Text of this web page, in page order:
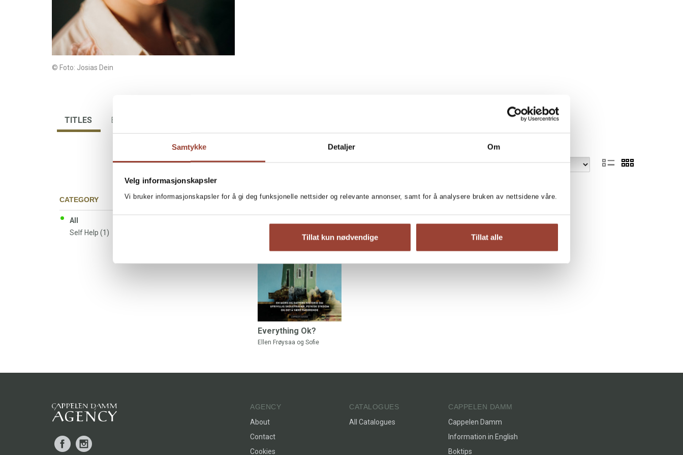
Samtykke Detaljer Om
Velg informasjonskapsler
Vi bruker informasjonskapsler for å gi deg funksjonelle nettsider og relevante annonser, samt for å analysere bruken av nettsidene våre.
Tillat kun nødvendige Tillat alle
© Foto: Josias Dein
TITLES BIBLIOGRAPHY
CATEGORY
All
Self Help (1)
Everything Ok?
Ellen Frøysaa og Sofie
Facebook
AGENCY
About
Contact
Cookies
CATALOGUES
All Catalogues
CAPPELEN DAMM
Cappelen Damm
Information in English
Boktips